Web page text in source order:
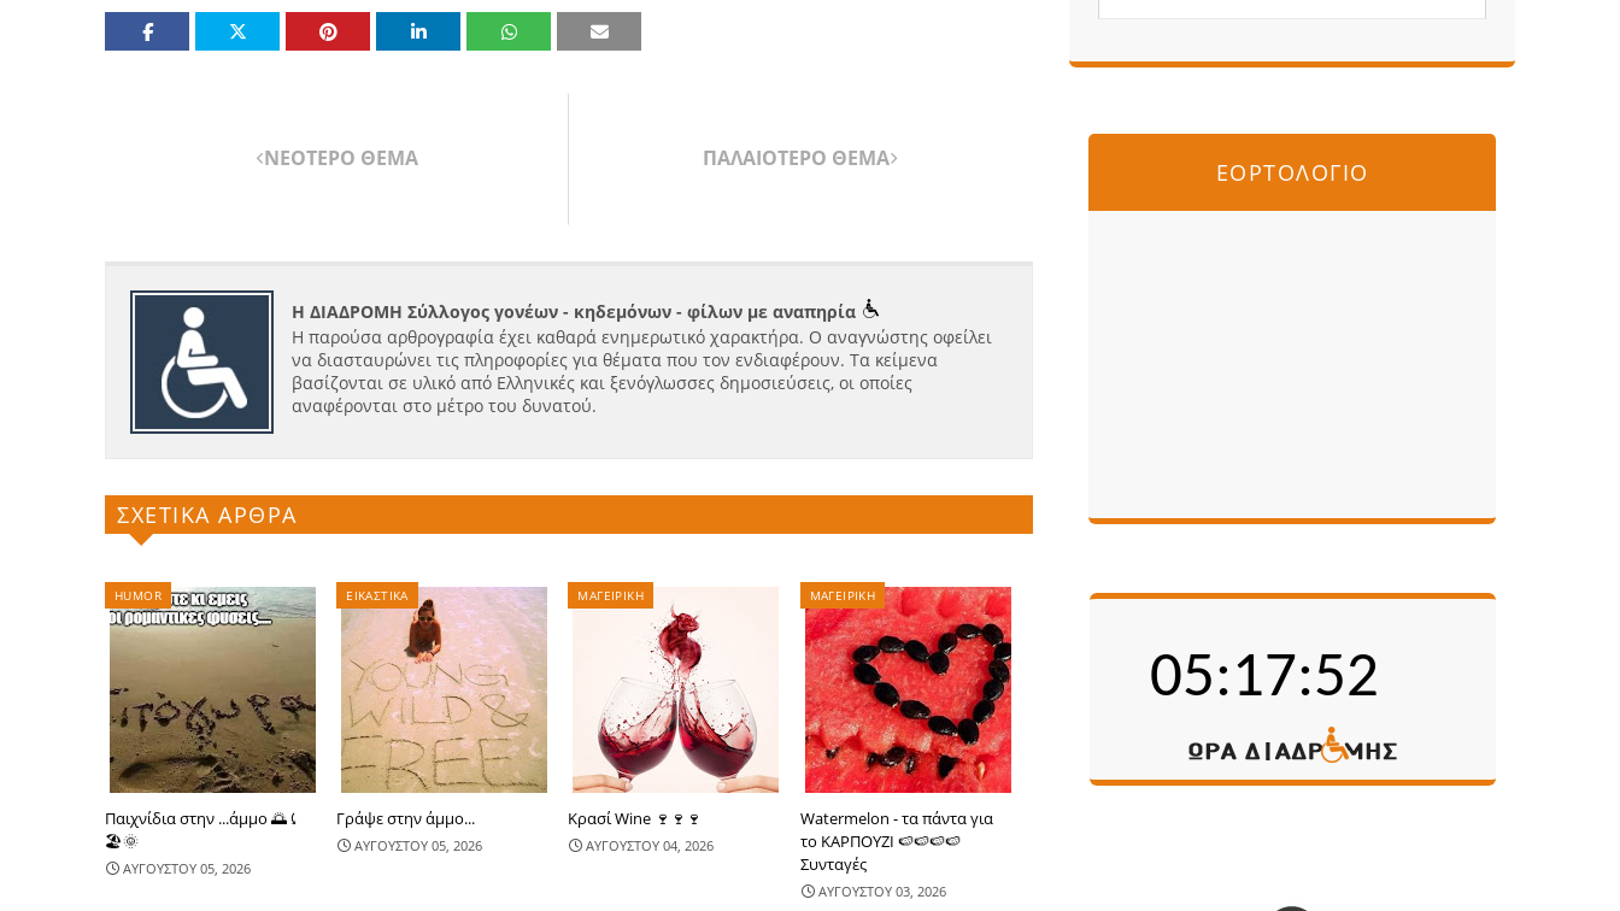
ΝΕΟΤΕΡΟ ΘΕΜΑ ΠΑΛΑΙΟΤΕΡΟ ΘΕΜΑ
Η ΔΙΑΔΡΟΜΗ Σύλλογος γονέων - κηδεμόνων - φίλων με αναπηρία
Η παρούσα αρθρογραφία έχει καθαρά ενημερωτικό χαρακτήρα. Ο αναγνώστης οφείλει
να διασταυρώνει τις πληροφορίες για θέματα που τον ενδιαφέρουν. Τα κείμενα
βασίζονται σε υλικό από Ελληνικές και ξενόγλωσσες δημοσιεύσεις, οι οποίες
αναφέρονται στο μέτρο του δυνατού.
ΣΧΕΤΙΚΑ ΑΡΘΡΑ
HUMOR
Παιχνίδια στην ...άμμο 🌅⤹
🏖🌞
ΑΥΓΟΥΣΤΟΥ 05, 2026
ΕΙΚΑΣΤΙΚΑ
Γράψε στην άμμο...
ΑΥΓΟΥΣΤΟΥ 05, 2026
ΜΑΓΕΙΡΙΚΗ
Κρασί Wine 🍷🍷🍷
ΑΥΓΟΥΣΤΟΥ 04, 2026
ΜΑΓΕΙΡΙΚΗ
Watermelon - τα πάντα για
το ΚΑΡΠΟΥΖΙ 🍉🍉🍉🍉
Συνταγές
ΑΥΓΟΥΣΤΟΥ 03, 2026
ΕΟΡΤΟΛΟΓΙΟ